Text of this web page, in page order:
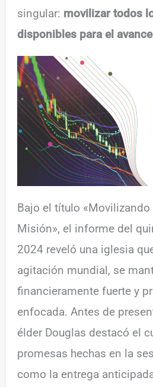
singular: movilizar todos
disponibles para el
Bajo el título «Movilizando
Misión», el informe del
2024 reveló una iglesia
agitación mundial, se
financieramente fuerte y
enfocada. Antes de
élder Douglas destacó el
promesas hechas en la
como la entrega